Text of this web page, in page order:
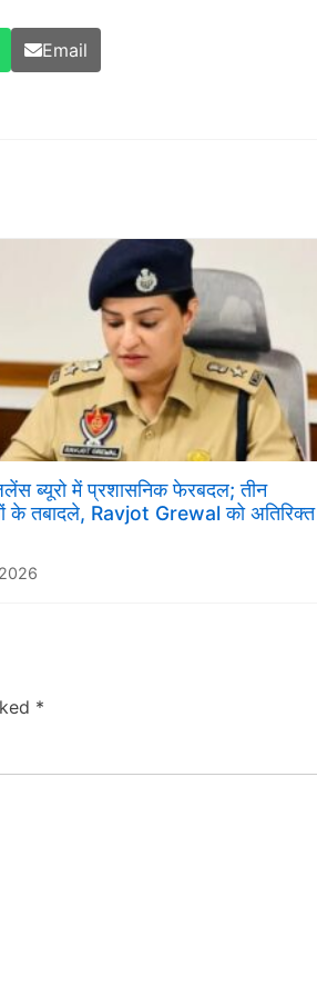
Email
ब्यूरो में प्रशासनिक फेरबदल; तीन
के तबादले, Ravjot Grewal को अतिरिक्त
*